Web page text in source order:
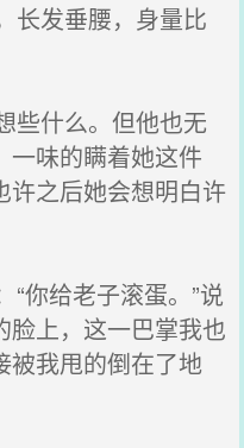
长发垂腰，身量比
些什么。但他也无
一味的瞒着她这件
许之后她会想明白许
你给老子滚蛋。”说
脸上，这一巴掌我也
被我甩的倒在了地